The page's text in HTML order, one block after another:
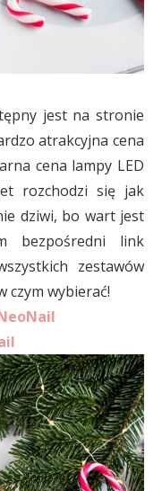
jest na stronie
atrakcyjna cena
cena lampy LED
rozchodzi się jak
dziwi, bo wart jest
bezpośredni link
zestawów
czym wybierać!